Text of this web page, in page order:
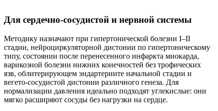
Для сердечно-сосудистой и нервной системы
Методику назначают при гипертонической болезни I–II
стадии, нейроциркуляторной дистонии по гипертоническому
типу, состоянии после перенесенного инфаркта миокарда,
варикозной болезни нижних конечностей без трофических
язв, облитерирующем эндартериите начальной стадии и
вегето-сосудистой дистонии различного генеза. Для
нормализации давления идеально подходят углекислые: они
мягко расширяют сосуды без нагрузки на сердце.